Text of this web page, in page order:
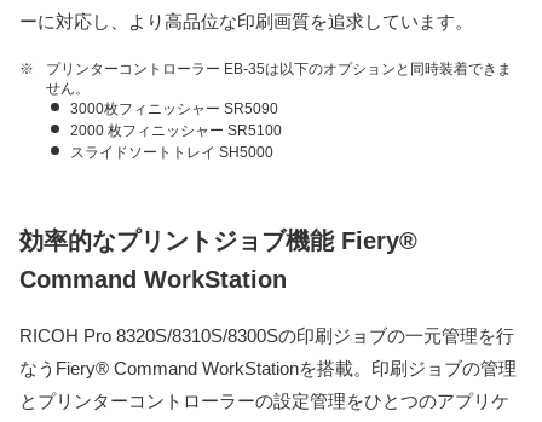
ーに対応し、より高品位な印刷画質を追求しています。
※
プリンターコントローラー EB-35は以下のオプションと同時装着できま
せん。
3000枚フィニッシャー SR5090
2000 枚フィニッシャー SR5100
スライドソートトレイ SH5000
効率的なプリントジョブ機能 Fiery®
Command WorkStation
RICOH Pro 8320S/8310S/8300Sの印刷ジョブの一元管理を行
なうFiery® Command WorkStationを搭載。印刷ジョブの管理
とプリンターコントローラーの設定管理をひとつのアプリケ